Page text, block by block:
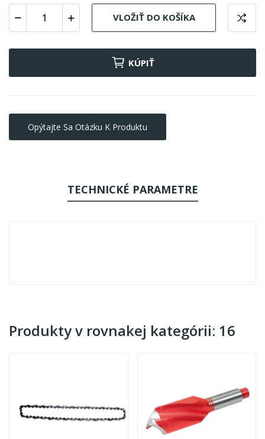
VLOŽIŤ DO KOŠÍKA
KÚPIŤ
Opýtajte Sa Otázku K Produktu
TECHNICKÉ PARAMETRE
Produkty v rovnakej kategórii: 16